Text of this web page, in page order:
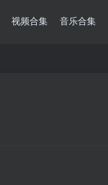
视频合集 音乐合集